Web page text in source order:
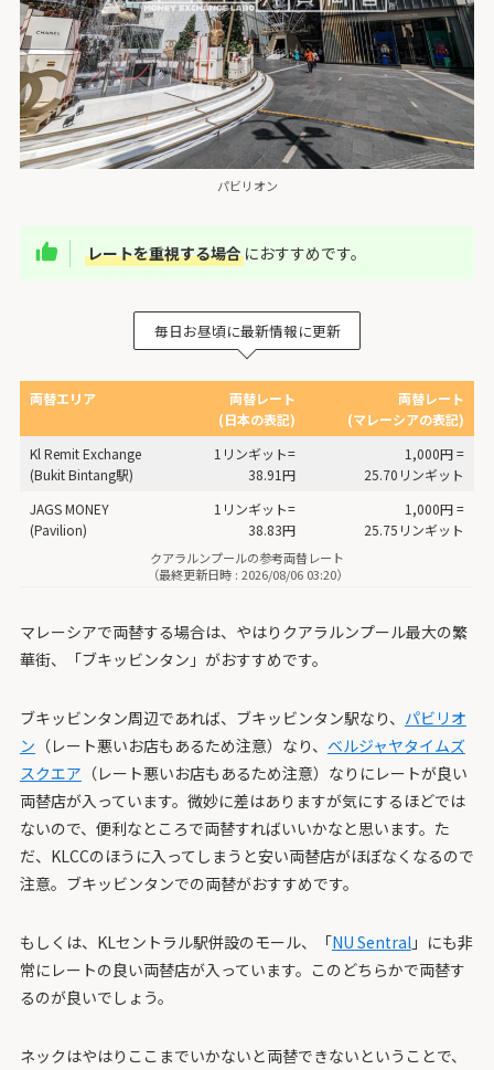
パビリオン
レートを重視する場合におすすめです。
毎日お昼頃に最新情報に更新
両替エリア
両替レート
(日本の表記)
両替レート
(マレーシアの表記)
Kl Remit Exchange
(Bukit Bintang駅)
1リンギット=
38.91円
1,000円 =
25.70リンギット
JAGS MONEY
(Pavilion)
1リンギット=
38.83円
1,000円 =
25.75リンギット
クアラルンプールの参考両替レート
（最終更新日時 : 2026/08/06 03:20）
マレーシアで両替する場合は、やはりクアラルンプール最大の繁
華街、「ブキッビンタン」がおすすめです。
ブキッビンタン周辺であれば、ブキッビンタン駅なり、 パビリオ
ン （レート悪いお店もあるため注意）なり、 ベルジャヤタイムズ
スクエア （レート悪いお店もあるため注意）なりにレートが良い
両替店が入っています。微妙に差はありますが気にするほどでは
ないので、便利なところで両替すればいいかなと思います。た
だ、KLCCのほうに入ってしまうと安い両替店がほぼなくなるので
注意。ブキッビンタンでの両替がおすすめです。
もしくは、KLセントラル駅併設のモール、「NU Sentral」にも非
常にレートの良い両替店が入っています。このどちらかで両替す
るのが良いでしょう。
ネックはやはりここまでいかないと両替できないということで、